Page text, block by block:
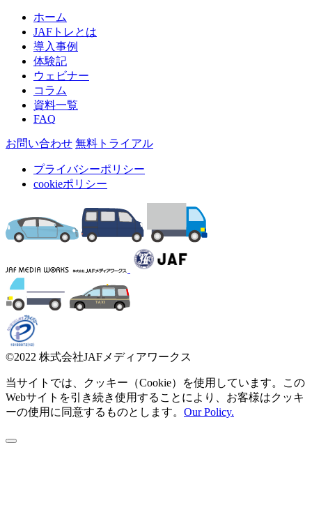
ホーム
JAFトレとは
導入事例
体験記
ウェビナー
コラム
資料一覧
FAQ
お問い合わせ 無料トライアル
プライバシーポリシー
cookieポリシー
©2022 株式会社JAFメディアワークス
当サイトでは、クッキー（Cookie）を使用しています。この
Webサイトを引き続き使用することにより、お客様はクッキ
ーの使用に同意するものとします。 Our Policy.